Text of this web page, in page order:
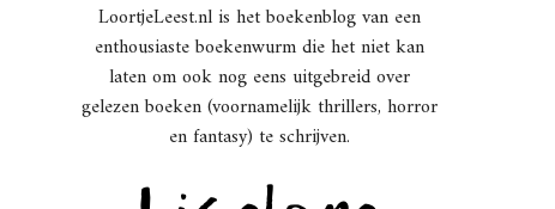
LoortjeLeest.nl is het boekenblog van een
enthousiaste boekenwurm die het niet kan
laten om ook nog eens uitgebreid over
gelezen boeken (voornamelijk thrillers, horror
en fantasy) te schrijven.